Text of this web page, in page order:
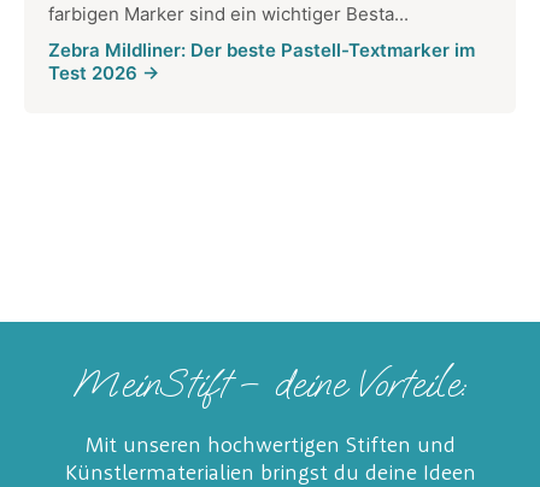
farbigen Marker sind ein wichtiger Besta...
Zebra Mildliner: Der beste Pastell-Textmarker im
Test 2026 →
MeinStift – deine Vorteile:
Mit unseren hochwertigen Stiften und
Künstlermaterialien bringst du deine Ideen